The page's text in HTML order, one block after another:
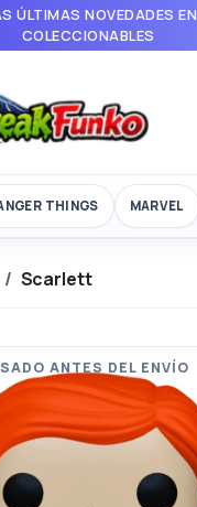
ÚLTIMAS NOVEDADES
COLECCIONABLES
THINGS MARVEL
Scarlett